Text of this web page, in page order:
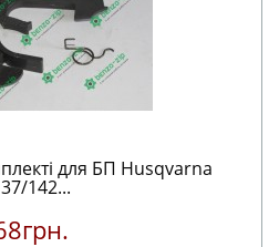
для БП Husqvarna
142...